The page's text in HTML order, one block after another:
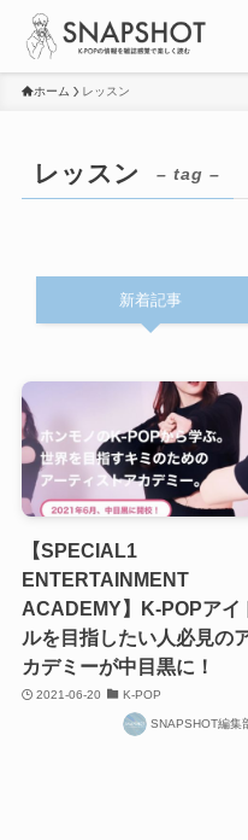
ホーム レッスン
レッスン – tag –
新着記事
【SPECIAL1
ENTERTAINMENT
ACADEMY】K-POPアイ
ルを目指したい人必見の
カデミーが中目黒に！
2021-06-20 K-POP
SNAPSHOT編集